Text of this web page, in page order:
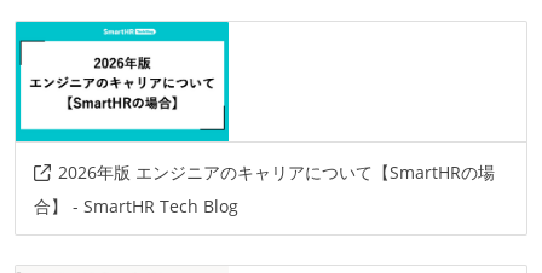
docker
circleci selenium graphql
2026年版 エンジニアのキャリアについて【SmartHRの場
合】 - SmartHR Tech Blog